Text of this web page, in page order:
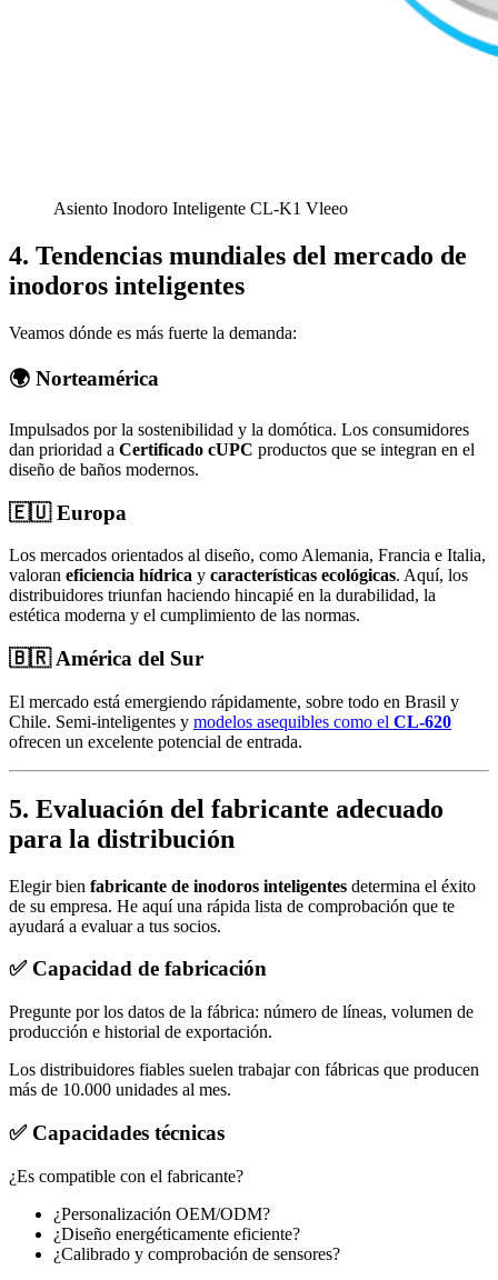
Asiento Inodoro Inteligente CL-K1 Vleeo
4. Tendencias mundiales del mercado de
inodoros inteligentes
Veamos dónde es más fuerte la demanda:
🌍 Norteamérica
Impulsados por la sostenibilidad y la domótica. Los consumidores
dan prioridad a Certificado cUPC productos que se integran en el
diseño de baños modernos.
🇪🇺Europa
Los mercados orientados al diseño, como Alemania, Francia e Italia,
valoran eficiencia hídrica y características ecológicas. Aquí, los
distribuidores triunfan haciendo hincapié en la durabilidad, la
estética moderna y el cumplimiento de las normas.
🇧🇷América del Sur
El mercado está emergiendo rápidamente, sobre todo en Brasil y
Chile. Semi-inteligentes y modelos asequibles como el CL-620
ofrecen un excelente potencial de entrada.
5. Evaluación del fabricante adecuado
para la distribución
Elegir bien fabricante de inodoros inteligentes determina el éxito
de su empresa. He aquí una rápida lista de comprobación que te
ayudará a evaluar a tus socios.
✅ Capacidad de fabricación
Pregunte por los datos de la fábrica: número de líneas, volumen de
producción e historial de exportación.
Los distribuidores fiables suelen trabajar con fábricas que producen
más de 10.000 unidades al mes.
✅ Capacidades técnicas
¿Es compatible con el fabricante?
¿Personalización OEM/ODM?
¿Diseño energéticamente eficiente?
¿Calibrado y comprobación de sensores?